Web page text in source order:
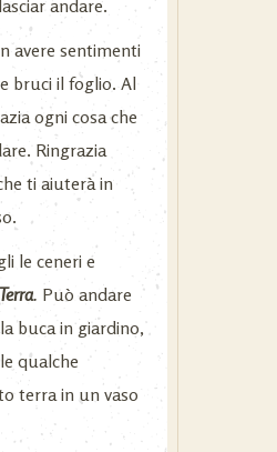
andare.
avere sentimenti
bruci il foglio. Al
ogni cosa che
Ringrazia
ti aiuterà in
le ceneri e
. Può andare
buca in giardino,
qualche
terra in un vaso